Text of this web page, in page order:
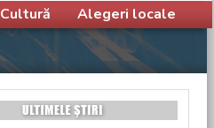
Cultură Alegeri locale